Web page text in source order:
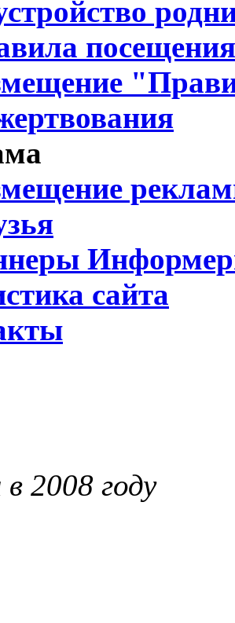
сайта
2008 году